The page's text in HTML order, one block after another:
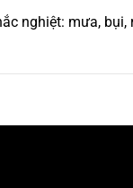
nghiệt: mưa,